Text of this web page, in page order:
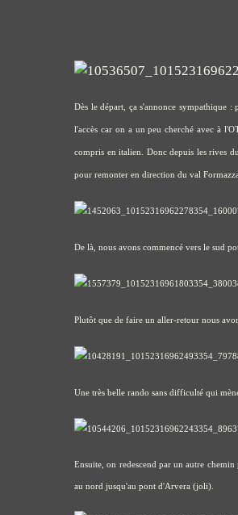
Dès le départ, ça s'annonce sympathique
l'accès car on a un peu cherché avec à
compris en italien. Donc depuis les rives
pour remonter en direction du val
De là, nous avons commencé vers le sud
Plutôt que de faire un aller-retour nous
Une très belle rando sans difficulté qui
Ensuite, on redescend par un autre
au nord jusqu'au pont d'Arvera (joli).